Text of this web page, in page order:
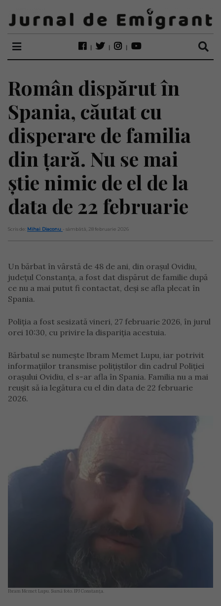
Român dispărut în
Spania, căutat cu
disperare de familia
din țară. Nu se mai
știe nimic de el de la
data de 22 februarie
Scris de: Mihai Diaconu - sâmbătă, 28 februarie 2026
Un bărbat în vârstă de 48 de ani, din orașul Ovidiu,
județul Constanța, a fost dat dispărut de familie după
ce nu a mai putut fi contactat, deși se afla plecat în
Spania.
Poliția a fost sesizată vineri, 27 februarie 2026, în jurul
orei 10:30, cu privire la dispariția acestuia.
Bărbatul se numește Ibram Memet Lupu, iar potrivit
informațiilor transmise polițiștilor din cadrul Poliției
orașului Ovidiu, el s-ar afla în Spania. Familia nu a mai
reușit să ia legătura cu el din data de 22 februarie
2026.
Ibram Memet Lupu. Sursă foto. IPJ Constanța.